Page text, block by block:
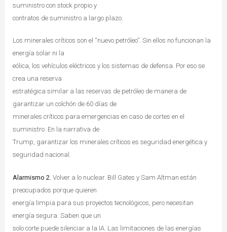
suministro con stock propio y
contratos de suministro a largo plazo.
Los minerales críticos son el “nuevo petróleo”. Sin ellos no funcionan la
energía solar ni la
eólica, los vehículos eléctricos y los sistemas de defensa. Por eso se
crea una reserva
estratégica similar a las reservas de petróleo de manera de
garantizar un colchón de 60 días de
minerales críticos para emergencias en caso de cortes en el
suministro. En la narrativa de
Trump, garantizar los minerales críticos es seguridad energética y
seguridad nacional.
Alarmismo 2. Volver a lo nuclear. Bill Gates y Sam Altman están
preocupados porque quieren
energía limpia para sus proyectos tecnológicos, pero necesitan
energía segura. Saben que un
solo corte puede silenciar a la IA. Las limitaciones de las energías